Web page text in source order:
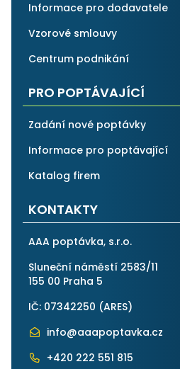
Informace pro dodavatele
Vzorové smlouvy
Centrum podnikání
PRO POPTÁVAJÍCÍ
Zadání nové poptávky
Informace pro poptávající
Katalog firem
KONTAKTY
AAA poptávka, s.r.o.
Sluneční náměstí 2583/11
155 00 Praha 5
IČ: 07342250 (ARES)
info@aaapoptavka.cz
+420 222 551 815